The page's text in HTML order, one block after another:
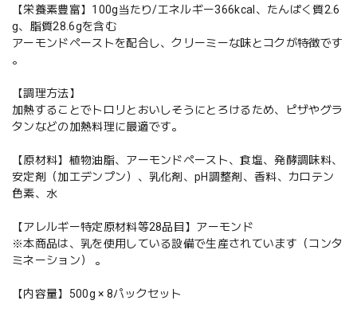
【栄養素豊富】100g当たり/エネルギー366kcal、たんぱく質2.6
g、脂質28.6gを含む
アーモンドペーストを配合し、クリーミーな味とコクが特徴です
。
【調理方法】
加熱することでトロリとおいしそうにとろけるため、ピザやグラ
タンなどの加熱料理に最適です。
【原材料】植物油脂、アーモンドペースト、食塩、発酵調味料、
安定剤（加工デンプン）、乳化剤、pH調整剤、香料、カロテン
色素、水
【アレルギー特定原材料等28品目】アーモンド
※本商品は、乳を使用している設備で生産されています（コンタ
ミネーション） 。
【内容量】500g × 8パックセット